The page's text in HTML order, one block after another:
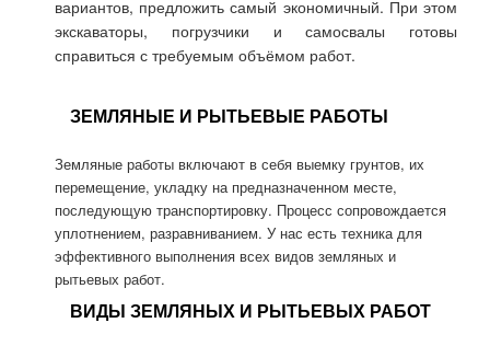
вариантов, предложить самый экономичный. При этом
экскаваторы, погрузчики и самосвалы готовы
справиться с требуемым объёмом работ.
ЗЕМЛЯНЫЕ И РЫТЬЕВЫЕ РАБОТЫ
Земляные работы включают в себя выемку грунтов, их
перемещение, укладку на предназначенном месте,
последующую транспортировку. Процесс сопровождается
уплотнением, разравниванием. У нас есть техника для
эффективного выполнения всех видов земляных и
рытьевых работ.
ВИДЫ ЗЕМЛЯНЫХ И РЫТЬЕВЫХ РАБОТ